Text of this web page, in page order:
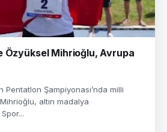
Özyüksel Mihrioğlu, Avrupa
Şampiyonası’nda milli
altın madalya